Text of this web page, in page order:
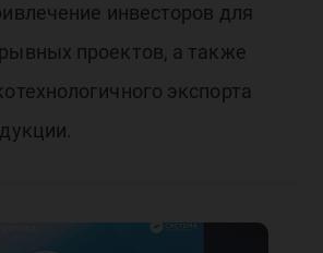
инвесторов для
проектов, а также
экспорта